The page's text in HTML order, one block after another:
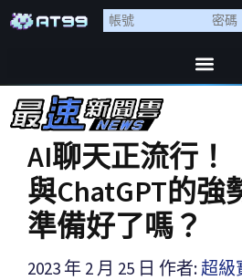
AI聊天正流行！
與ChatGPT的強
準備好了嗎？
2023 年 2 月 25 日 作者: 超級